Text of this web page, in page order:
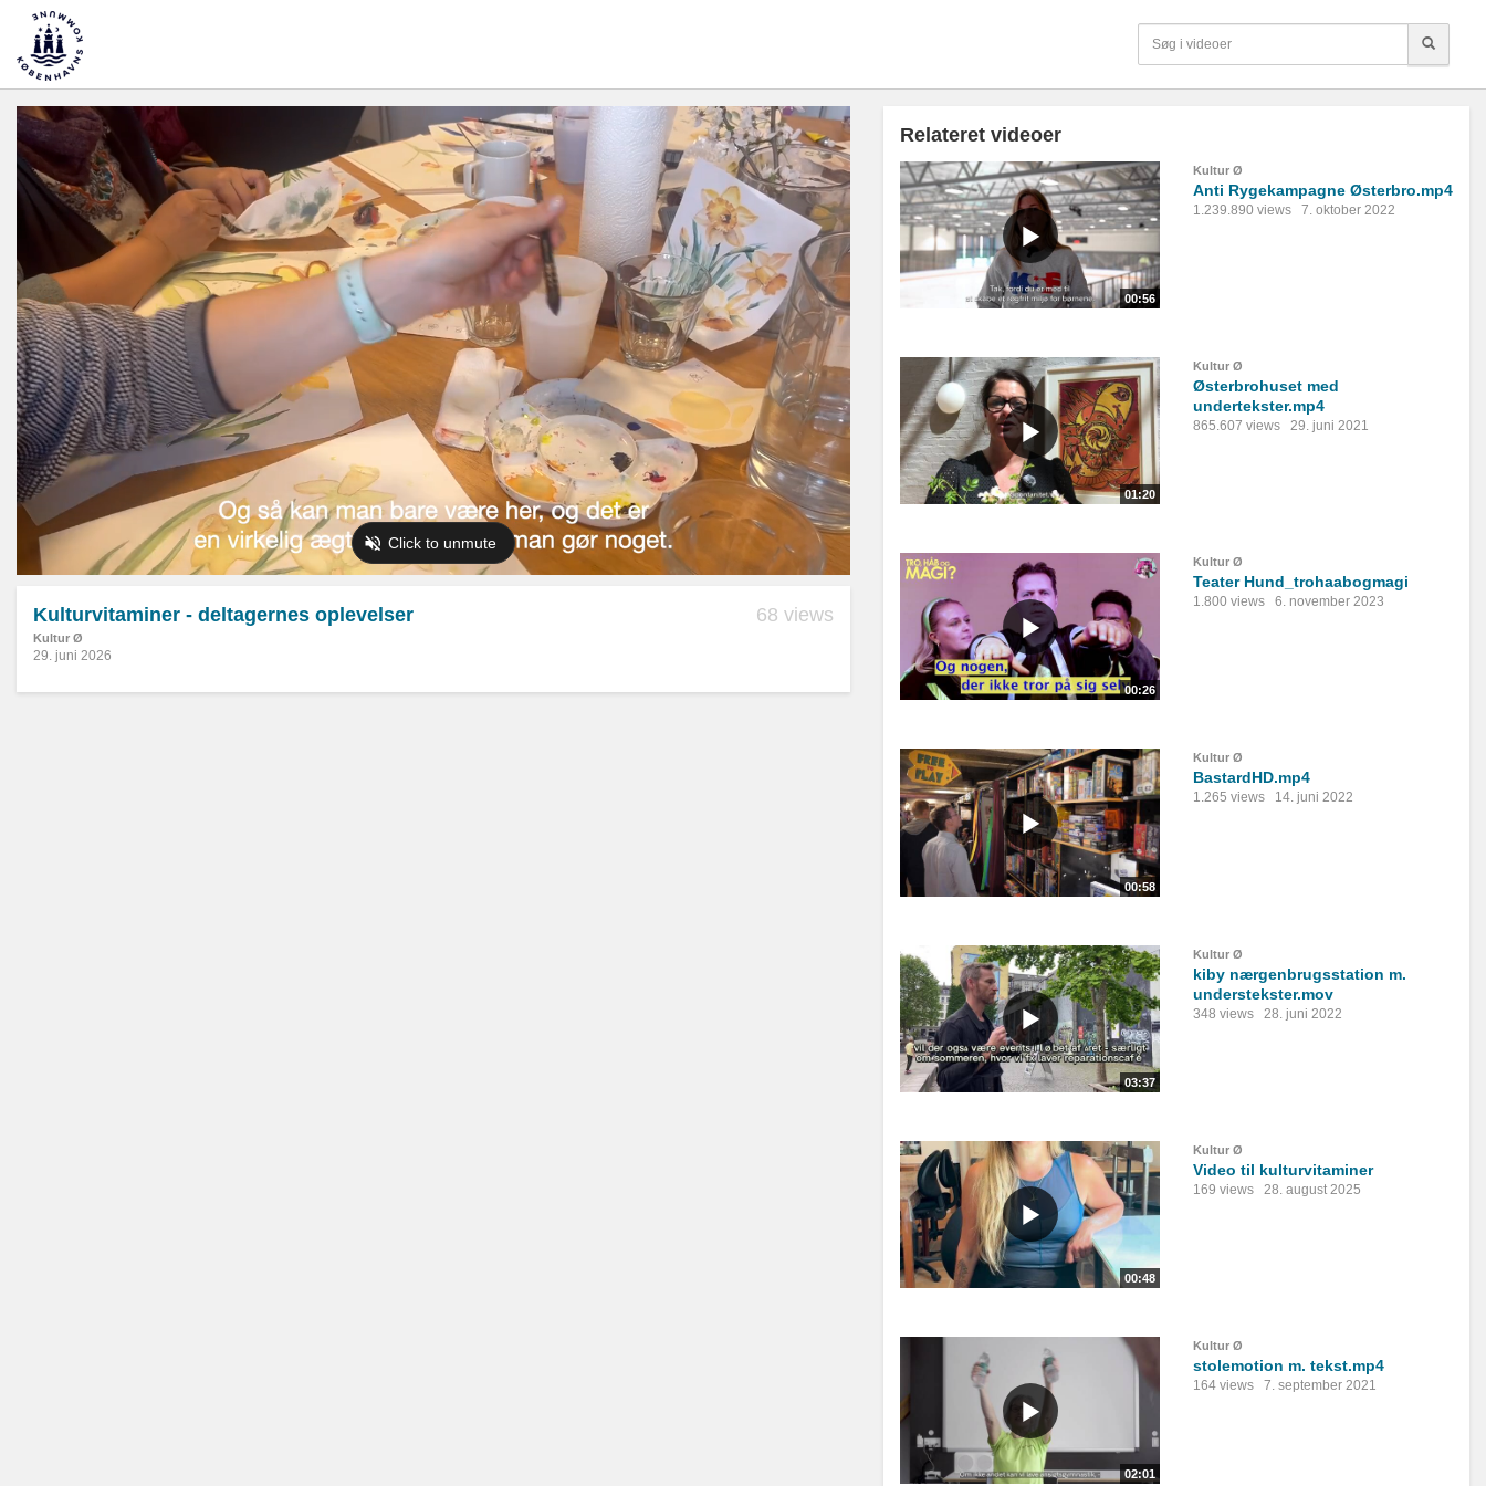
Kulturvitaminer - deltagernes oplevelser
Kultur Ø
68 views
29. juni 2026
Relateret videoer
00:56
Kultur Ø
Anti Rygekampagne Østerbro.mp4
1.239.890 views 7. oktober 2022
01:20
Kultur Ø
Østerbrohuset med
undertekster.mp4
865.607 views 29. juni 2021
00:26
Kultur Ø
Teater Hund_trohaabogmagi
1.800 views 6. november 2023
00:58
Kultur Ø
BastardHD.mp4
1.265 views 14. juni 2022
03:37
Kultur Ø
kiby nærgenbrugsstation m.
understekster.mov
348 views 28. juni 2022
00:48
Kultur Ø
Video til kulturvitaminer
169 views 28. august 2025
02:01
Kultur Ø
stolemotion m. tekst.mp4
164 views 7. september 2021